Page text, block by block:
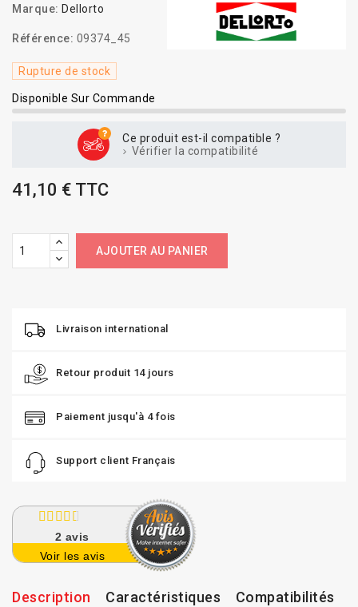
Marque: Dellorto
Référence: 09374_45
Rupture de stock
Disponible Sur Commande
Ce produit est-il compatible ?
Vérifier la compatibilité
41,10 € TTC
AJOUTER AU PANIER
Livraison international
Retour produit 14 jours
Paiement jusqu'à 4 fois
Support client Français
2 avis
Voir les avis
Description Caractéristiques
Compatibilités